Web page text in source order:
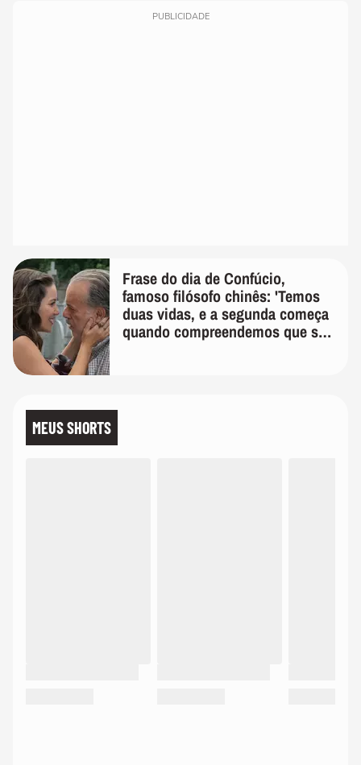
PUBLICIDADE
Frase do dia de Confúcio,
famoso filósofo chinês: 'Temos
duas vidas, e a segunda começa
quando compreendemos que só
MEUS SHORTS